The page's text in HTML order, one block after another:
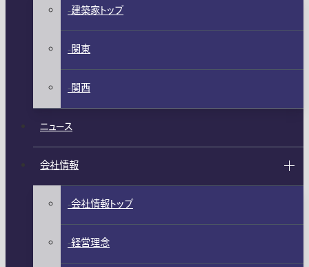
建築家トップ
関東
関西
ニュース
会社情報
会社情報トップ
経営理念